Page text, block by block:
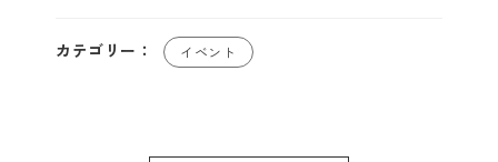
カテゴリー： イベント